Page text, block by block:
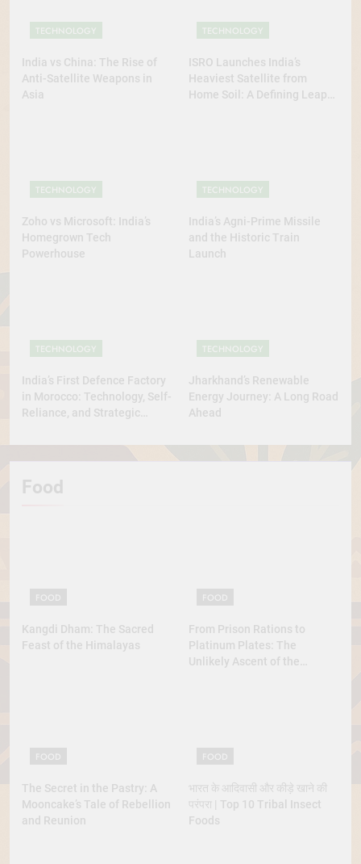
TECHNOLOGY
India vs China: The Rise of
Anti-Satellite Weapons in
Asia
TECHNOLOGY
ISRO Launches India’s
Heaviest Satellite from
Home Soil: A Defining Leap
TECHNOLOGY
Zoho vs Microsoft: India’s
Homegrown Tech
Powerhouse
TECHNOLOGY
India’s Agni-Prime Missile
and the Historic Train
Launch
TECHNOLOGY
India’s First Defence Factory
in Morocco: Technology, Self-
Reliance, and Strategic
TECHNOLOGY
Jharkhand’s Renewable
Energy Journey: A Long Road
Ahead
Food
Kangdi Dham: The Sacred
Feast of the Himalayas
From Prison Rations to
Platinum Plates: The
Unlikely Ascent of the
The Secret in the Pastry: A
Mooncake’s Tale of Rebellion
and Reunion
भारत के आदिवासी और कीड़े खाने की
परंपरा | Top 10 Tribal Insect
Foods